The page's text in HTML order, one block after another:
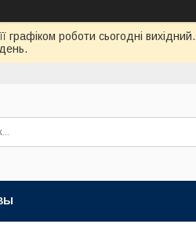
роботи сьогодні
день.